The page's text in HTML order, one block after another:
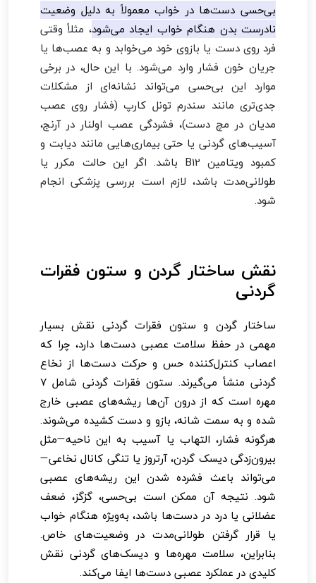
بی‌حسی دست‌ها در خواب معمولاً به دلیل وضعیت
نادرست بدن هنگام خواب ایجاد می‌شود، مثلاً وقتی
فرد روی دست یا بازوی خود می‌خوابد و به عصب‌ها یا
جریان خون فشار وارد می‌شود. با این حال، در برخی
موارد این بی‌حسی می‌تواند نشانه‌ای از مشکلات
جدی‌تری مانند سندرم تونل کارپ (فشار روی عصب
مدیان در مچ دست)، فشردگی عصب اولنار در آرنج،
آسیب‌های گردنی یا حتی بیماری‌هایی مانند دیابت و
کمبود ویتامین B12 باشد. اگر این حالت مکرر یا
طولانی‌مدت باشد، لازم است بررسی پزشکی انجام
شود.
نقش ساختار گردن و ستون فقرات
گردنی
ساختار گردن و ستون فقرات گردنی نقش بسیار
مهمی در حفظ سلامت عصبی دست‌ها دارد، چرا که
اعصاب کنترل‌کننده حس و حرکت دست‌ها از نخاع
گردنی منشأ می‌گیرند. ستون فقرات گردنی شامل ۷
مهره است که از درون آن‌ها ریشه‌های عصبی خارج
شده و به سمت شانه، بازو و دست کشیده می‌شوند.
هرگونه فشار، التهاب یا آسیب به این ناحیه—مثل
بیرون‌زدگی دیسک گردن، آرتروز یا تنگی کانال نخاعی—
می‌تواند باعث فشرده شدن این ریشه‌های عصبی
شود. نتیجه آن ممکن است بی‌حسی، گزگز، ضعف
عضلانی یا درد در دست‌ها باشد، به‌ویژه هنگام خواب
یا قرار گرفتن طولانی‌مدت در وضعیت‌های خاص.
بنابراین، سلامت مهره‌ها و دیسک‌های گردنی نقش
کلیدی در عملکرد عصبی دست‌ها ایفا می‌کند.